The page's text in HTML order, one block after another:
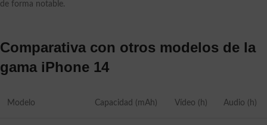
de forma notable.
Comparativa con otros modelos de la
gama iPhone 14
Modelo Capacidad (mAh) Vídeo (h) Audio (h)